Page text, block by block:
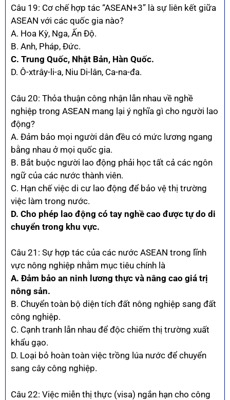
Câu 19: Cơ chế hợp tác “ASEAN+3” là sự liên kết giữa
ASEAN với các quốc gia nào?
A. Hoa Kỳ, Nga, Ấn Độ.
B. Anh, Pháp, Đức.
C. Trung Quốc, Nhật Bản, Hàn Quốc.
D. Ô-xtrây-li-a, Niu Di-lân, Ca-na-đa.
Câu 20: Thỏa thuận công nhận lẫn nhau về nghề
nghiệp trong ASEAN mang lại ý nghĩa gì cho người lao
động?
A. Đảm bảo mọi người dân đều có mức lương ngang
bằng nhau ở mọi quốc gia.
B. Bắt buộc người lao động phải học tất cả các ngôn
ngữ của các nước thành viên.
C. Hạn chế việc di cư lao động để bảo vệ thị trường
việc làm trong nước.
D. Cho phép lao động có tay nghề cao được tự do di
chuyển trong khu vực.
Câu 21: Sự hợp tác của các nước ASEAN trong lĩnh
vực nông nghiệp nhằm mục tiêu chính là
A. Đảm bảo an ninh lương thực và nâng cao giá trị
nông sản.
B. Chuyển toàn bộ diện tích đất nông nghiệp sang đất
công nghiệp.
C. Cạnh tranh lẫn nhau để độc chiếm thị trường xuất
khẩu gạo.
D. Loại bỏ hoàn toàn việc trồng lúa nước để chuyển
sang cây công nghiệp.
Câu 22: Việc miễn thị thực (visa) ngắn hạn cho công